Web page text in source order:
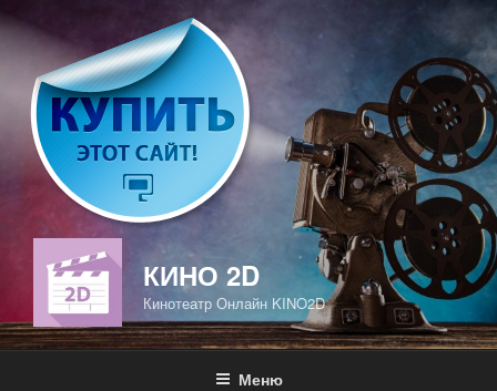
к
содержимому
КИНО 2D
Кинотеатр Онлайн KINO2D
Меню